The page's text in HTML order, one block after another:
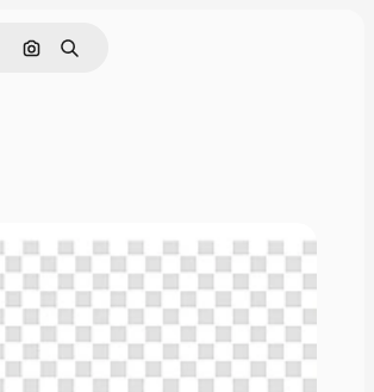
画像で検索
検索